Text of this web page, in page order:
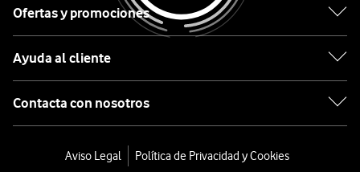
tecnología
desde
0€
Móviles
la
de
un
Ofertas y promociones
Ayuda al cliente
Contacta con nosotros
Aviso Legal Política de Privacidad y Cookies